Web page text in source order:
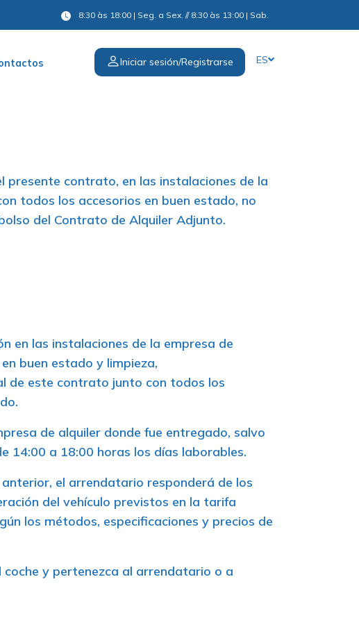
8:30 às 18:00 | Seg. a Sex. // 8:30 às 13:00 | Sab.
Iniciar sesión/Registrarse ES
presente contrato, en las instalaciones de la
todos los accesorios en buen estado, no
del Contrato de Alquiler Adjunto.
en las instalaciones de la empresa de
buen estado y limpieza,
de este contrato junto con todos los
de alquiler donde fue entregado, salvo
14:00 a 18:00 horas los días laborables.
el arrendatario responderá de los
del vehículo previstos en la tarifa
los métodos, especificaciones y precios de
coche y pertenezca al arrendatario o a